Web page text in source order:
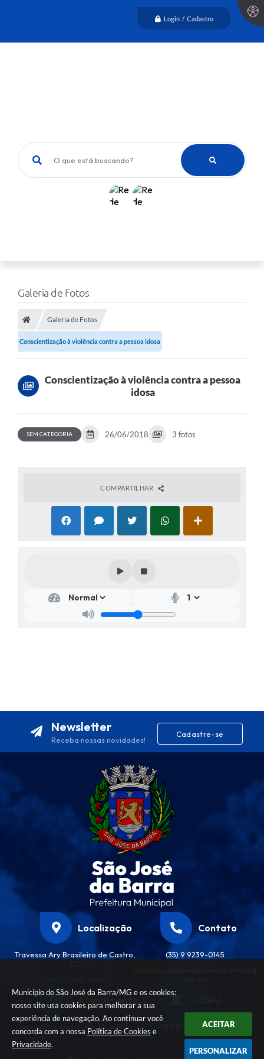
Município de São José da Barra/MG e os cookies:
nosso site usa cookies para melhorar a sua
experiência de navegação. Ao continuar você
concorda com a nossa Política de Cookies e
Privacidade.
ACEITAR
PERSONALIZAR
Login / Cadastro
O que está buscando?
Galeria de Fotos
Galeria de Fotos
Conscientização à violência contra a pessoa idosa
Conscientização à violência contra a pessoa
idosa
SEM CATEGORIA 26/06/2018 3 fotos
COMPARTILHAR
Newsletter
Receba nossas novidades!
Cadastre-se
Localização
Travessa Ary Brasileiro de Castro,
Contato
(35) 9 9239-0145
Atendimento
segunda a sexta, das 8h às 16h 01.616.458/0001-32